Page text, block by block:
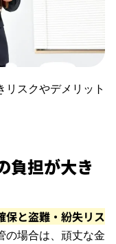
リスクやデメリット
負担が大き
保と盗難・紛失リス
の場合は、頑丈な金